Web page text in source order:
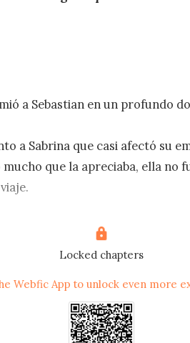
a Sebastian en un profundo
a Sabrina que casi afectó su
que la apreciaba, ella no
organizó para su madre fue
sin embargo, Sabrina
Ford y sus parientes
despedirla.
Locked chapters
Webfic App to unlock even more